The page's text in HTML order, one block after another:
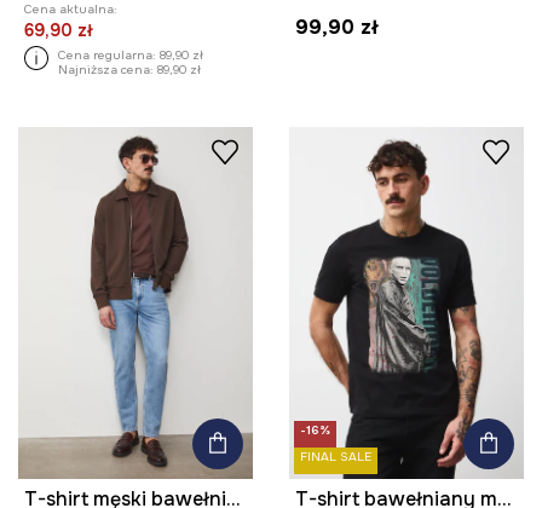
Cena aktualna:
69,90 zł
Cena regularna: 89,90 zł
Najniższa cena: 89,90 zł
99,90 zł
T-shirt męski bawełniany z elastanem
-16%
FINAL SALE
T-shirt bawełniany męski z kolekcji Harry Potter